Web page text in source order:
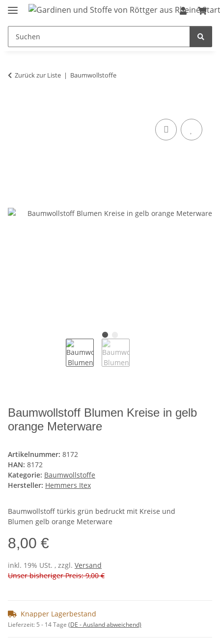
Zurück zur Liste Baumwollstoffe
Baumwollstoff Blumen Kreise in gelb
orange Meterware
Artikelnummer: 8172
HAN: 8172
Kategorie: Baumwollstoffe
Hersteller: Hemmers Itex
Baumwollstoff türkis grün bedruckt mit Kreise und
Blumen gelb orange Meterware
8,00 €
inkl. 19% USt. , zzgl. Versand
Unser bisheriger Preis: 9,00 €
Knapper Lagerbestand
Lieferzeit: 5 - 14 Tage (DE - Ausland abweichend)